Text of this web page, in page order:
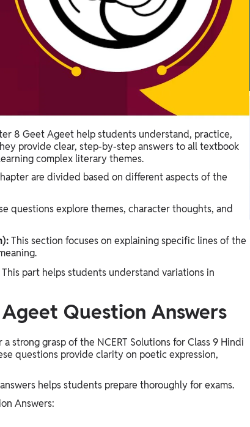
8 Geet Ageet help students understand, practice,
provide clear, step-by-step answers to all textbook
complex literary themes.
are divided based on different aspects of the
questions explore themes, character thoughts, and
This section focuses on explaining specific lines of the
This part helps students understand variations in
Question Answers
strong grasp of the NCERT Solutions for Class 9 Hindi
questions provide clarity on poetic expression,
helps students prepare thoroughly for exams.
Answers: